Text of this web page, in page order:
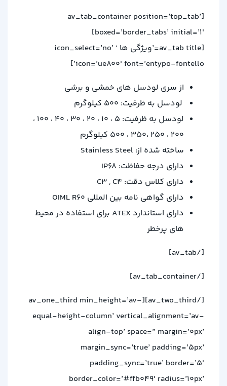
[av_tab_container position=’top_tab’
boxed=’border_tabs’ initial=’1′]
[av_tab title=’ویژگی ها ‘ icon_select=’no’
icon=’ue800′ font=’entypo-fontello’]
از سری لودسل های خمشی و برشی
لودسل به ظرفیت: 500 کیلوگرم
لودسل به ظرفیت: 5 ، 10 ، 20 ، 30 ، 40 ، 100 ،
200 ، 250 ،350 ، 500 کیلوگرم
ساخته شده از: Stainless Steel
دارای درجه حفاظت: IP68
دارای کلاس دقت: C3 , C4
دارای گواهی نامه بین المللی OIML R60
دارای استاندارد ATEX برای استفاده در محیط
های پرخطر
[/av_tab]
[/av_tab_container]
[/av_two_third][av_one_third min_height=’av-
equal-height-column’ vertical_alignment=’av-
align-top’ space=” margin=’0px’
margin_sync=’true’ padding=’5px’
padding_sync=’true’ border=’5′
border_color=’#ffb049′ radius=’10px’